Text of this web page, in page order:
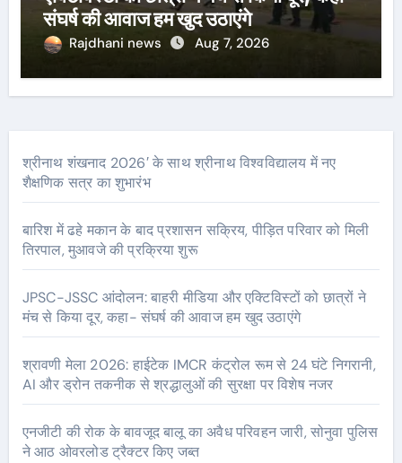
संघर्ष की आवाज हम खुद उठाएंगे
Rajdhani news Aug 7, 2026
श्रीनाथ शंखनाद 2026′ के साथ श्रीनाथ विश्वविद्यालय में नए
शैक्षणिक सत्र का शुभारंभ
बारिश में ढहे मकान के बाद प्रशासन सक्रिय, पीड़ित परिवार को मिली
तिरपाल, मुआवजे की प्रक्रिया शुरू
JPSC-JSSC आंदोलन: बाहरी मीडिया और एक्टिविस्टों को छात्रों ने
मंच से किया दूर, कहा- संघर्ष की आवाज हम खुद उठाएंगे
श्रावणी मेला 2026: हाईटेक IMCR कंट्रोल रूम से 24 घंटे निगरानी,
AI और ड्रोन तकनीक से श्रद्धालुओं की सुरक्षा पर विशेष नजर
एनजीटी की रोक के बावजूद बालू का अवैध परिवहन जारी, सोनुवा पुलिस
ने आठ ओवरलोड ट्रैक्टर किए जब्त